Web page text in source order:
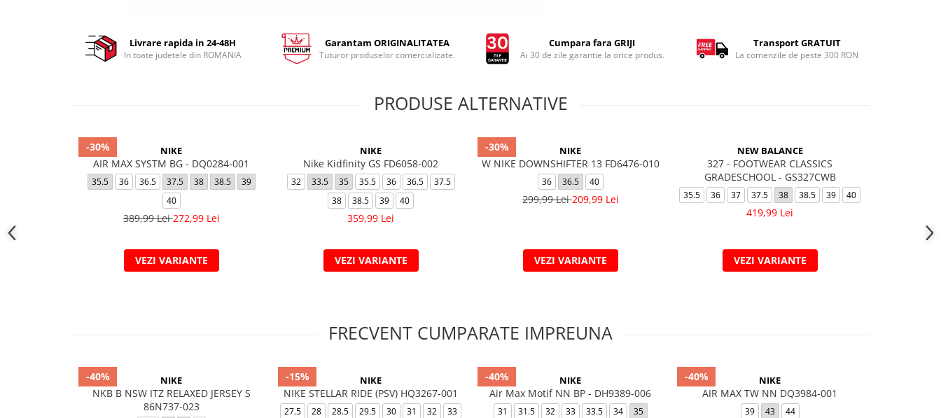
Livrare rapida in 24-48H
In toate judetele din ROMANIA
Garantam ORIGINALITATEA
Tuturor produselor comercializate.
Cumpara fara GRIJI
Ai 30 de zile garantie la orice produs.
Transport GRATUIT
La comenzile de peste 300 RON
PRODUSE ALTERNATIVE
-30% NIKE
AIR MAX SYSTM BG - DQ0284-001
35.5 36 36.5 37.5 38 38.5
39
40
389,99 Lei272,99 Lei
VEZI VARIANTE
NIKE
Nike Kidfinity GS FD6058-002
32 33.5 35 35.5 36 36.5
37.5
38
38.5 39 40
359,99 Lei
VEZI VARIANTE
-30% NIKE
W NIKE DOWNSHIFTER 13 FD6476-010
36 36.5 40
299,99 Lei209,99 Lei
VEZI VARIANTE
NEW BALANCE
327 - FOOTWEAR CLASSICS
GRADESCHOOL - GS327CWB
35.5 36 37 37.5 38 38.5 39 40
419,99 Lei
VEZI VARIANTE
FRECVENT CUMPARATE IMPREUNA
-40% NIKE
NKB B NSW ITZ RELAXED JERSEY S
86N737-023
-15% NIKE
NIKE STELLAR RIDE (PSV) HQ3267-001
27.5 28 28.5 29.5 30 31 32
33
-40% NIKE
Air Max Motif NN BP - DH9389-006
31 31.5 32 33 33.5 34 35
-40% NIKE
AIR MAX TW NN DQ3984-001
39 43 44